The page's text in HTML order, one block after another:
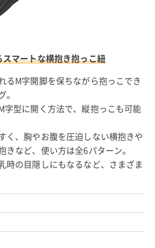
マートな横抱き抱っこ紐
るM字開脚を保ちながら抱っこでき
字型に開く方法で、縦抱っこも可能
く、胸やお腹を圧迫しない横抱きや
など、使い方は全6パターン。
時の目隠しにもなるなど、さまざま